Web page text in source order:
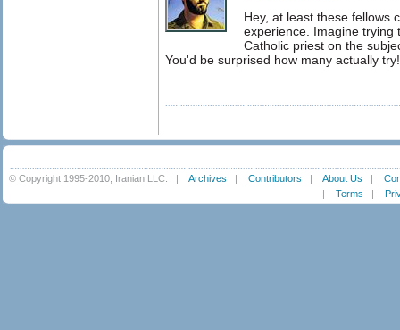
Hey, at least these fellows
experience. Imagine trying
Catholic priest on the
You'd be surprised how many actually try!
© Copyright 1995-2010, Iranian LLC. | Archives | Contributors | About Us |
| Terms |